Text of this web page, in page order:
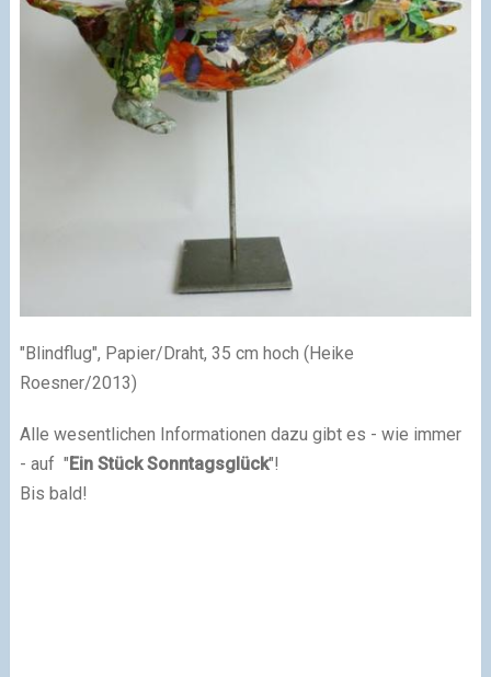
"Blindflug", Papier/Draht, 35 cm hoch (Heike
Roesner/2013)
Alle wesentlichen Informationen dazu gibt es - wie immer
- auf "Ein Stück Sonntagsglück"!
Bis bald!